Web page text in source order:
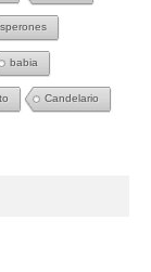
babia
Candelario